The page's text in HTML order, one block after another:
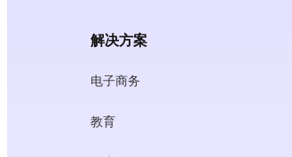
解决方案
电子商务
教育